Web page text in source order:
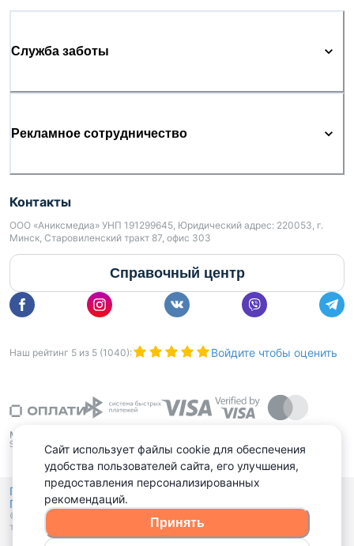
Служба заботы
Рекламное сотрудничество
Контакты
ООО «Аниксмедиа» УНП 191299645, Юридический адрес: 220053, г.
Минск, Старовиленский тракт 87, офис 303
Справочный центр
Наш рейтинг 5 из 5 (1040): Войдите чтобы оценить
Политика конфиденциальности,
Политика обработки файлов куки
© 2015 - 2026, Domovita.by. Копирование материалов допускается
только при наличии активной ссылки.
Сайт использует файлы cookie для обеспечения
удобства пользователей сайта, его улучшения,
предоставления персонализированных
рекомендаций.
Принять